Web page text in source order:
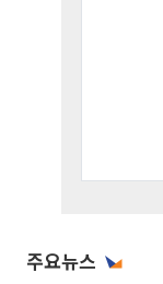
주요뉴스